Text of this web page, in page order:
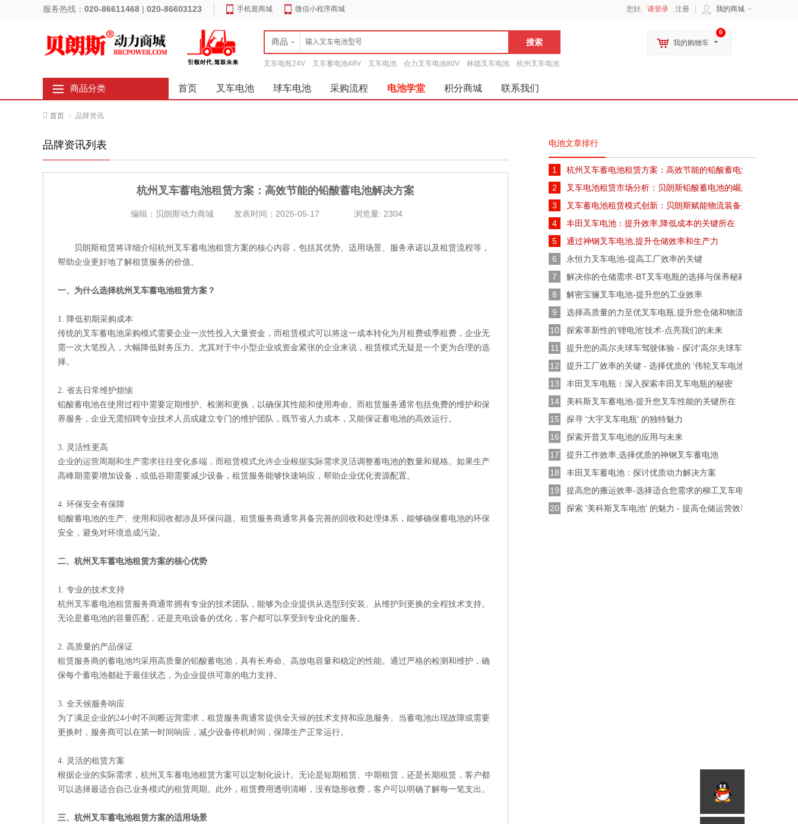
服务热线： 020-86611468 | 020-86603123 手机逛商城 微信小程序商城 我的商城
您好, 请登录 注册
商品
叉车电瓶24V 叉车蓄电池48V 叉车电池 合力叉车电池80V 林德叉车电池 杭州叉车电池
0
我的购物车
商品分类 首页 叉车电池 球车电池 采购流程 电池学堂 积分商城 联系我们
首页 > 品牌资讯
品牌资讯列表
杭州叉车蓄电池租赁方案：高效节能的铅酸蓄电池解决方案
编辑：贝朗斯动力商城 发表时间：2025-05-17 浏览量: 2304
贝朗斯租赁将详细介绍杭州叉车蓄电池租赁方案的核心内容，包括其优势、适用场景、服务承诺以及租赁流程等，
帮助企业更好地了解租赁服务的价值。
一、为什么选择杭州叉车蓄电池租赁方案？
1. 降低初期采购成本
传统的叉车蓄电池采购模式需要企业一次性投入大量资金，而租赁模式可以将这一成本转化为月租费或季租费，企业无
需一次大笔投入，大幅降低财务压力。尤其对于中小型企业或资金紧张的企业来说，租赁模式无疑是一个更为合理的选
择。
2. 省去日常维护烦恼
铅酸蓄电池在使用过程中需要定期维护、检测和更换，以确保其性能和使用寿命。而租赁服务通常包括免费的维护和保
养服务，企业无需招聘专业技术人员或建立专门的维护团队，既节省人力成本，又能保证蓄电池的高效运行。
3. 灵活性更高
企业的运营周期和生产需求往往变化多端，而租赁模式允许企业根据实际需求灵活调整蓄电池的数量和规格。如果生产
高峰期需要增加设备，或低谷期需要减少设备，租赁服务能够快速响应，帮助企业优化资源配置。
4. 环保安全有保障
铅酸蓄电池的生产、使用和回收都涉及环保问题。租赁服务商通常具备完善的回收和处理体系，能够确保蓄电池的环保
安全，避免对环境造成污染。
二、杭州叉车蓄电池租赁方案的核心优势
1. 专业的技术支持
杭州叉车蓄电池租赁服务商通常拥有专业的技术团队，能够为企业提供从选型到安装、从维护到更换的全程技术支持。
无论是蓄电池的容量匹配，还是充电设备的优化，客户都可以享受到专业化的服务。
2. 高质量的产品保证
租赁服务商的蓄电池均采用高质量的铅酸蓄电池，具有长寿命、高放电容量和稳定的性能。通过严格的检测和维护，确
保每个蓄电池都处于最佳状态，为企业提供可靠的电力支持。
3. 全天候服务响应
为了满足企业的24小时不间断运营需求，租赁服务商通常提供全天候的技术支持和应急服务。当蓄电池出现故障或需要
更换时，服务商可以在第一时间响应，减少设备停机时间，保障生产正常运行。
4. 灵活的租赁方案
根据企业的实际需求，杭州叉车蓄电池租赁方案可以定制化设计。无论是短期租赁、中期租赁，还是长期租赁，客户都
可以选择最适合自己业务模式的租赁周期。此外，租赁费用透明清晰，没有隐形收费，客户可以明确了解每一笔支出。
三、杭州叉车蓄电池租赁方案的适用场景
电池文章排行
1
杭州叉车蓄电池租赁方案：高效节能的铅酸蓄电池解决方案
2
叉车电池租赁市场分析：贝朗斯铅酸蓄电池的崛起与未来趋势
3
叉车蓄电池租赁模式创新：贝朗斯赋能物流装备升级
4
丰田叉车电池：提升效率,降低成本的关键所在
5
通过神钢叉车电池,提升仓储效率和生产力
6
永恒力叉车电池-提高工厂效率的关键
7
解决你的仓储需求-BT叉车电瓶的选择与保养秘籍
8
解密宝骊叉车电池-提升您的工业效率
9
选择高质量的力至优叉车电瓶,提升您仓储和物流效率
10
探索革新性的'锂电池'技术-点亮我们的未来
11
提升您的高尔夫球车驾驶体验 - 探讨'高尔夫球车电池'的多样选
12
提升工厂效率的关键 - 选择优质的 '伟轮叉车电池'
13
丰田叉车电瓶：深入探索丰田叉车电瓶的秘密
14
美科斯叉车蓄电池-提升您叉车性能的关键所在
15
探寻 '大宇叉车电瓶' 的独特魅力
16
探索开普叉车电池的应用与未来
17
提升工作效率,选择优质的神钢叉车蓄电池
18
丰田叉车蓄电池：探讨优质动力解决方案
19
提高您的搬运效率-选择适合您需求的柳工叉车电池
20
探索 '美科斯叉车电池' 的魅力 - 提高仓储运营效率的关键所在